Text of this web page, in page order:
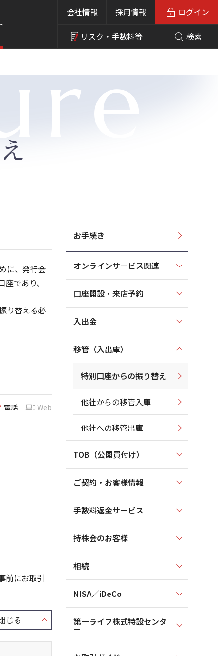
会社情報 採用情報
リスク・ 手数料等 検索
ログイン
に、発行会
であり、
り替える必
電話 Web
前にお取引
お手続き
オンラインサービス関連
口座開設・来店予約
入出金
移管（入出庫）
特別口座からの振り替え
他社からの移管入庫
他社への移管出庫
TOB（公開買付け）
ご契約・お客様情報
手数料返金サービス
持株会のお客様
相続
NISA／iDeCo
第一ライフ株式特設センタ
ー